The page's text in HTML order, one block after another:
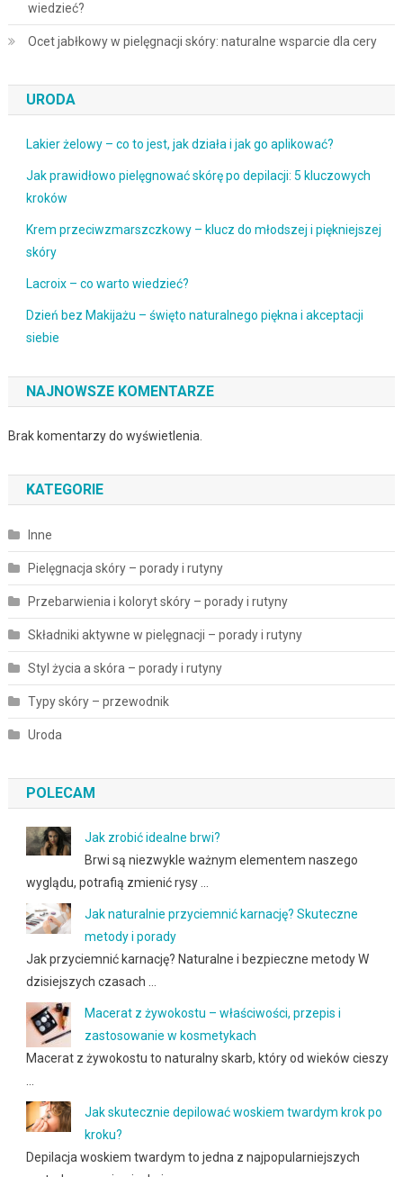
wiedzieć?
Ocet jabłkowy w pielęgnacji skóry: naturalne wsparcie dla cery
URODA
Lakier żelowy – co to jest, jak działa i jak go aplikować?
Jak prawidłowo pielęgnować skórę po depilacji: 5 kluczowych
kroków
Krem przeciwzmarszczkowy – klucz do młodszej i piękniejszej
skóry
Lacroix – co warto wiedzieć?
Dzień bez Makijażu – święto naturalnego piękna i akceptacji
siebie
NAJNOWSZE KOMENTARZE
Brak komentarzy do wyświetlenia.
KATEGORIE
Inne
Pielęgnacja skóry – porady i rutyny
Przebarwienia i koloryt skóry – porady i rutyny
Składniki aktywne w pielęgnacji – porady i rutyny
Styl życia a skóra – porady i rutyny
Typy skóry – przewodnik
Uroda
POLECAM
Jak zrobić idealne brwi?
Brwi są niezwykle ważnym elementem naszego
wyglądu, potrafią zmienić rysy …
Jak naturalnie przyciemnić karnację? Skuteczne
metody i porady
Jak przyciemnić karnację? Naturalne i bezpieczne metody W
dzisiejszych czasach …
Macerat z żywokostu – właściwości, przepis i
zastosowanie w kosmetykach
Macerat z żywokostu to naturalny skarb, który od wieków cieszy
…
Jak skutecznie depilować woskiem twardym krok po
kroku?
Depilacja woskiem twardym to jedna z najpopularniejszych